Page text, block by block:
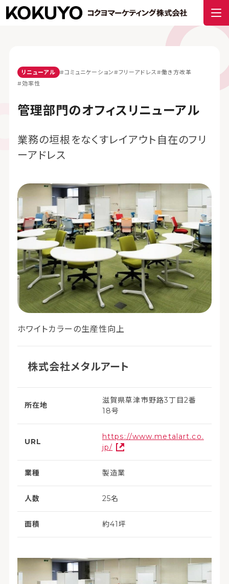
リニューアル #コミュニケーション#フリーアドレス#働き方改革
#効率性
管理部門のオフィスリニューアル
業務の垣根をなくすレイアウト自在のフリ
ーアドレス
ホワイトカラーの生産性向上
株式会社メタルアート
所在地
滋賀県草津市野路3丁目2番
18号
URL
https://www.metalart.co.
jp/
業種 製造業
人数 25名
面積 約41坪